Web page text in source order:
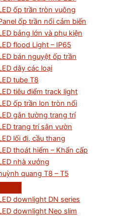
ốp trần tròn vuông
ốp trần nổi cảm biến
bảng lớn và phụ kiện
flood Light – IP65
bán nguyệt ốp trần
dây các loại
tube T8
tiêu điểm track light
ốp trần lon tròn nổi
gắn tường trang trí
trang trí sân vườn
lối đi, cầu thang
thoát hiểm – Khẩn cấp
nhà xưởng
quang T8 – T5
downlight DN series
downlight Neo slim